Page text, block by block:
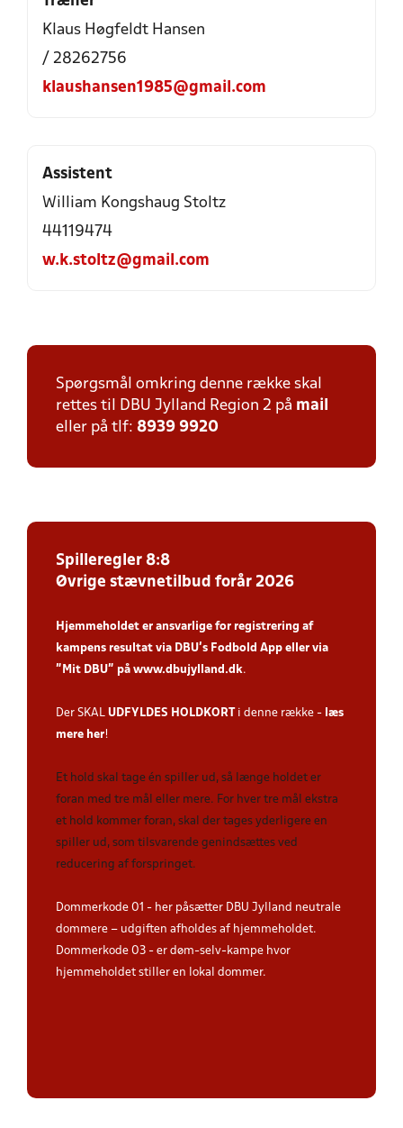
Klaus Høgfeldt Hansen
/ 28262756
klaushansen1985@gmail.com
Assistent
William Kongshaug Stoltz
44119474
w.k.stoltz@gmail.com
Spørgsmål omkring denne række skal
rettes til DBU Jylland Region 2 på mail
eller på tlf: 8939 9920
Spilleregler 8:8
Øvrige stævnetilbud forår 2026
Hjemmeholdet er ansvarlige for registrering af
kampens resultat via DBU’s Fodbold App eller via
”Mit DBU” på www.dbujylland.dk.
Der SKAL UDFYLDES HOLDKORTi denne række - læs
mere her!
Et hold skal tage én spiller ud, så længe holdet er
foran med tre mål eller mere. For hver tre mål ekstra
et hold kommer foran, skal der tages yderligere en
spiller ud, som tilsvarende genindsættes ved
reducering af forspringet.
Dommerkode 01 - her påsætter DBU Jylland neutrale
dommere – udgiften afholdes af hjemmeholdet.
Dommerkode 03 - er døm-selv-kampe hvor
hjemmeholdet stiller en lokal dommer.